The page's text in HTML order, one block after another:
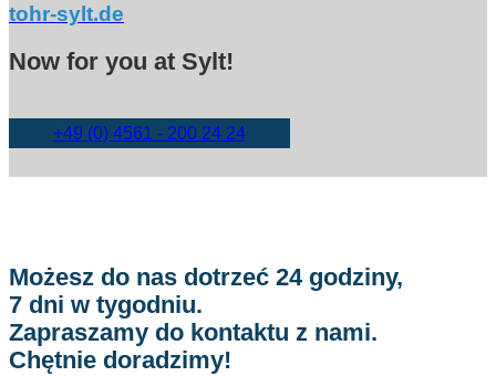
tohr-sylt.de
Now for you at Sylt!
+49 (0) 4561 - 200 24 24
Możesz do nas dotrzeć 24 godziny,
7 dni w tygodniu.
Zapraszamy do kontaktu z nami.
Chętnie doradzimy!